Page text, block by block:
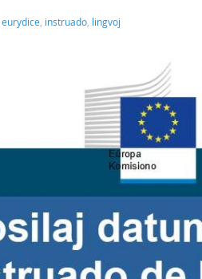
eurydice, instruado, lingvoj